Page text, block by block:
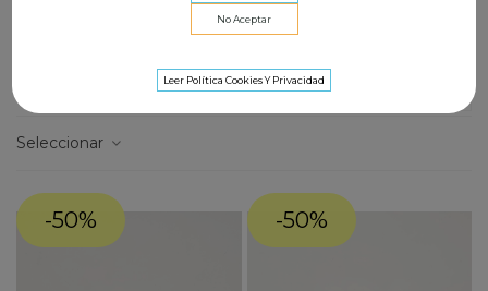
No Aceptar
Leer Política Cookies Y Privacidad
que necesitas para darle ese toque especial a tu look.
Desde cinturones a la moda y collares únicos hasta gorras y
diseñada para complementar perfectamente tus outfits,
dándote un aire chic y original. ¡Encuentra tu accesorio ideal
Seleccionar
-50% -50%